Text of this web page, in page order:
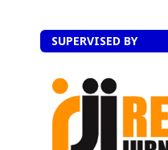
SUPERVISED BY